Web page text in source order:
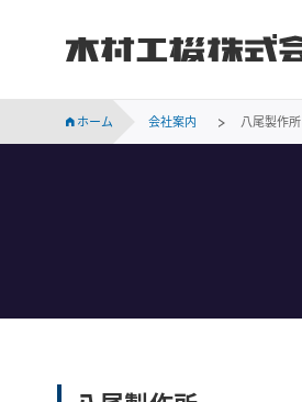
ホーム 会社案内 八尾製作所